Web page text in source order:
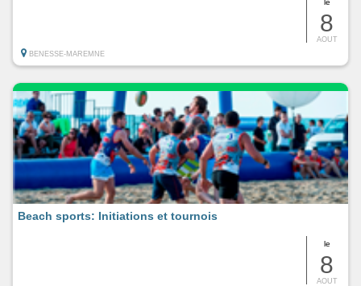
le
8
AOUT
BENESSE-MAREMNE
le
8
AOUT
Beach sports: Initiations et tournois